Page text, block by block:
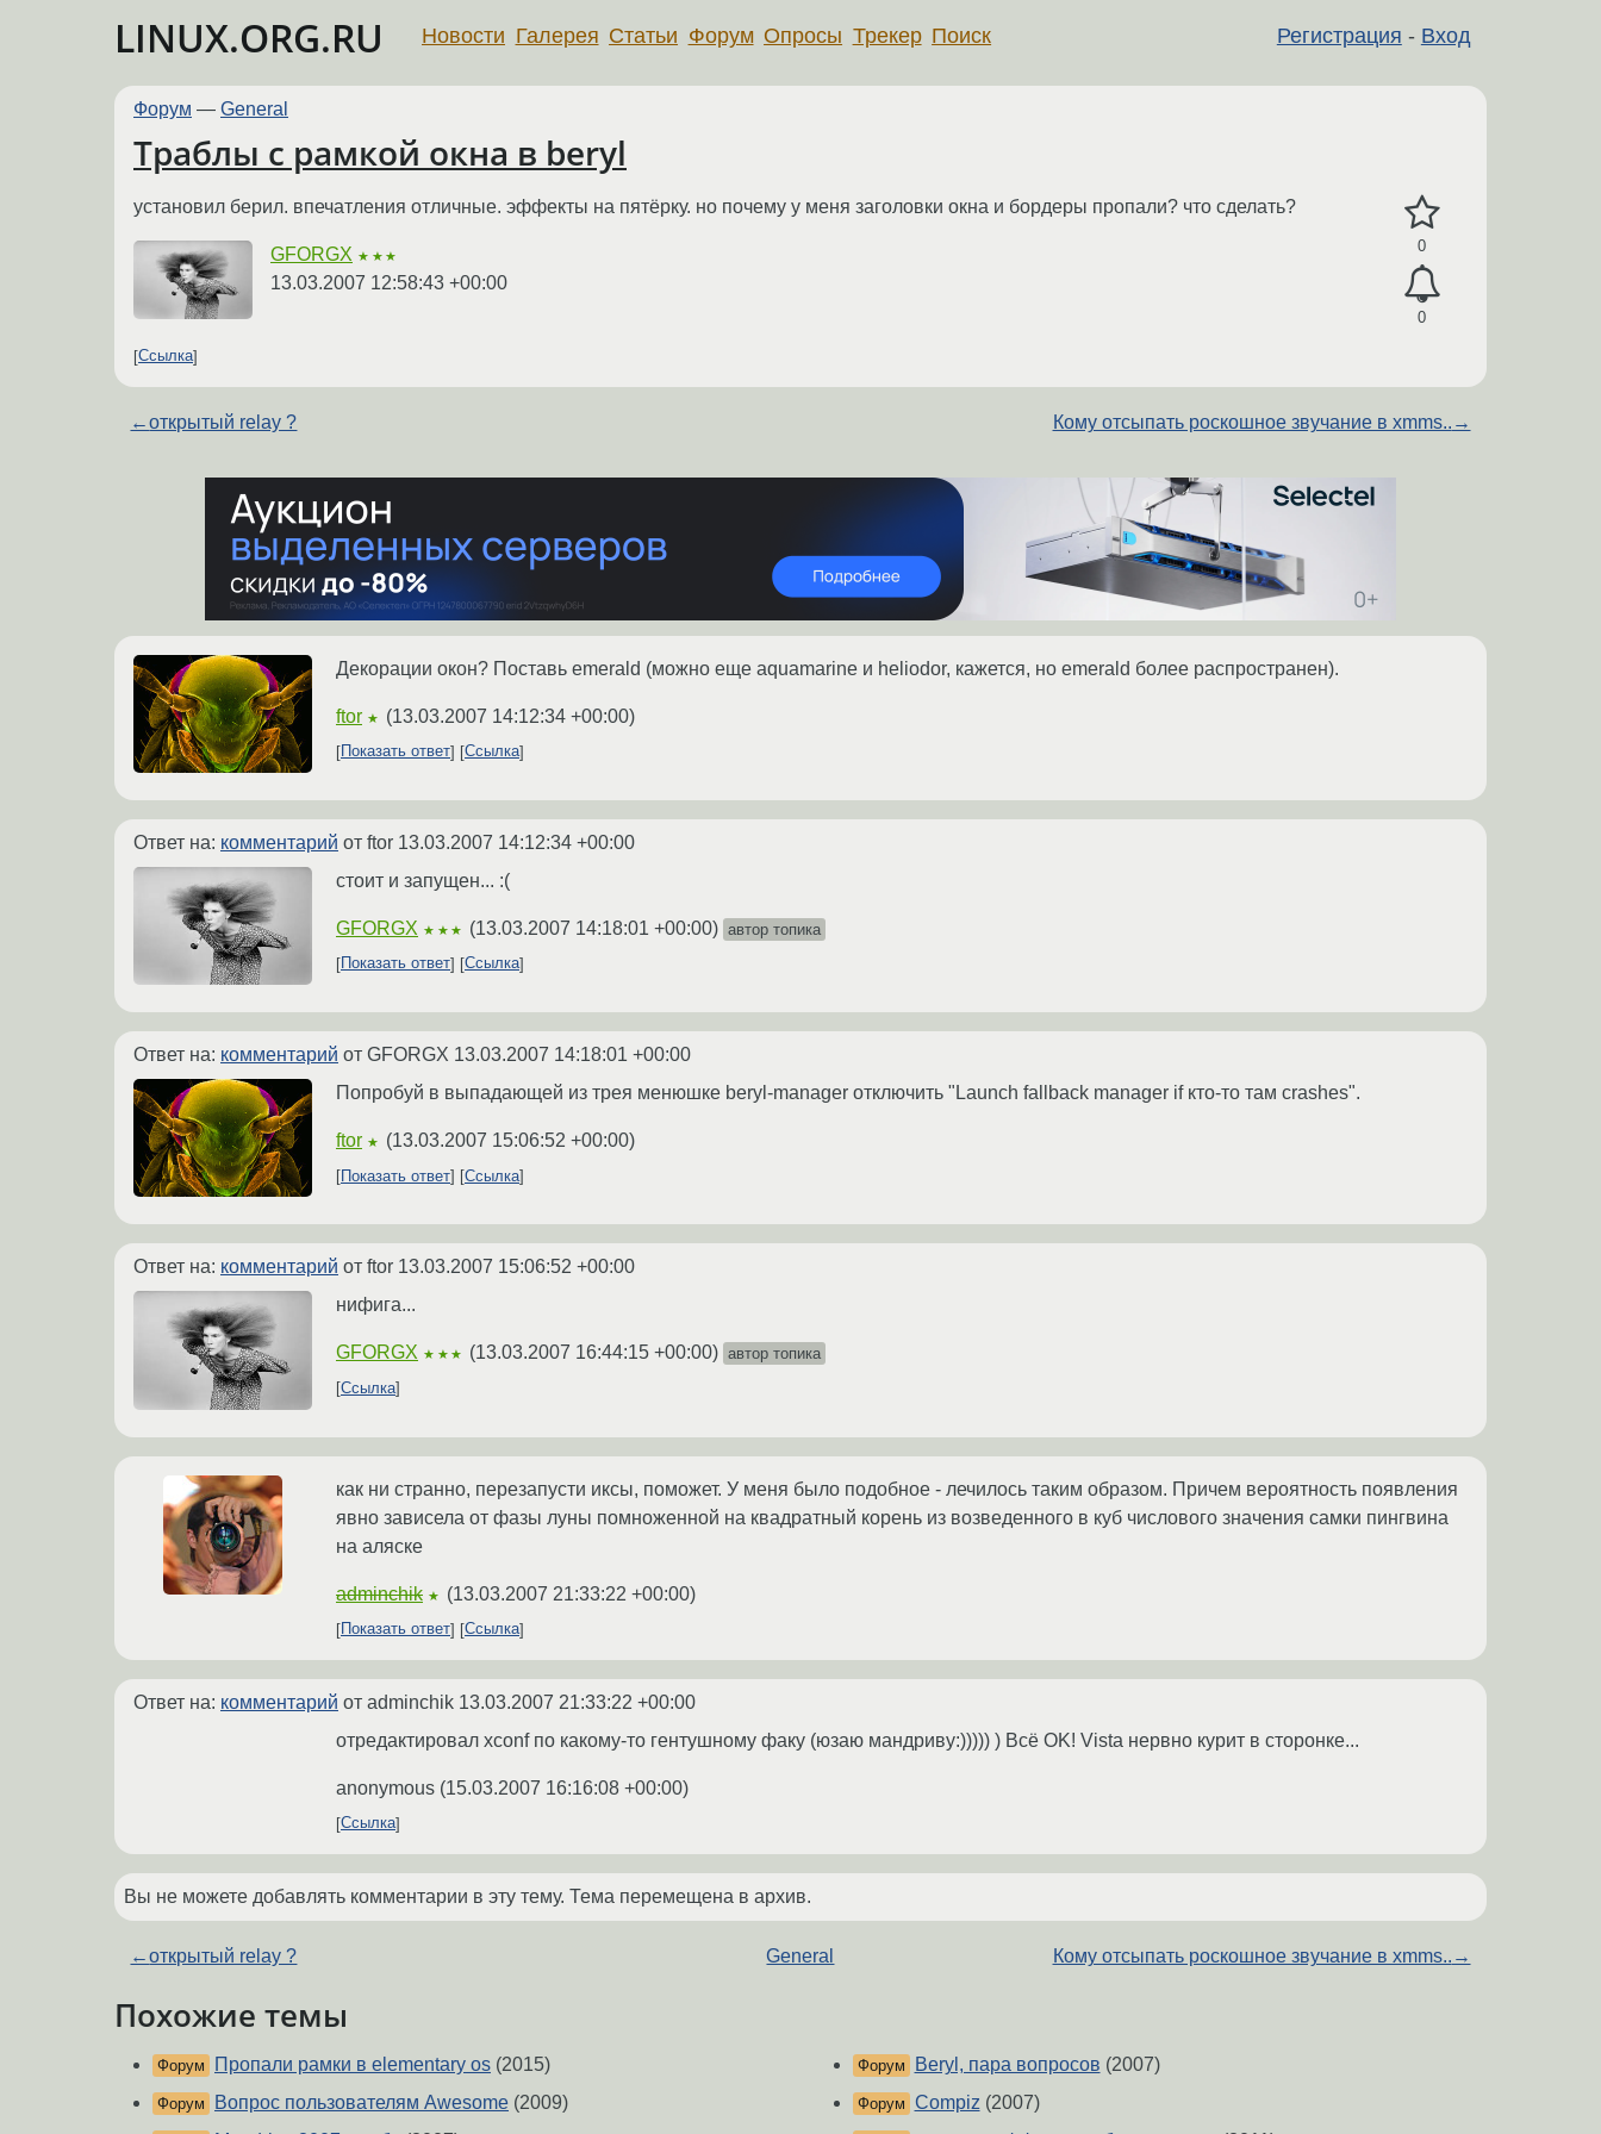
LINUX.ORG.RU Регистрация - Вход
Новости Галерея Статьи Форум Опросы Трекер Поиск
Форум — General
Траблы с рамкой окна в beryl
0
0
установил берил. впечатления отличные. эффекты на пятёрку. но почему у меня заголовки окна и бордеры пропали? что сделать?
GFORGX ★★★
13.03.2007 12:58:43 +00:00
Ссылка
←открытый relay ? Кому отсыпать роскошное звучание в xmms.. →
Декорации окон? Поставь emerald (можно еще aquamarine и heliodor, кажется, но emerald более распространен).
ftor ★ (13.03.2007 14:12:34 +00:00)
Показать ответ Ссылка
Ответ на: комментарий от ftor 13.03.2007 14:12:34 +00:00
стоит и запущен... :(
GFORGX ★★★ (13.03.2007 14:18:01 +00:00) автор топика
Показать ответ
Ссылка
Ответ на: комментарий от GFORGX 13.03.2007 14:18:01 +00:00
Попробуй в выпадающей из трея менюшке beryl-manager отключить "Launch fallback manager if кто-то там crashes".
ftor ★ (13.03.2007 15:06:52 +00:00)
Показать ответ Ссылка
Ответ на: комментарий от ftor 13.03.2007 15:06:52 +00:00
нифига...
GFORGX ★★★ (13.03.2007 16:44:15 +00:00) автор топика
Ссылка
как ни странно, перезапусти иксы, поможет. У меня было подобное - лечилось таким образом. Причем вероятность появления
явно зависела от фазы луны помноженной на квадратный корень из возведенного в куб числового значения самки пингвина
на аляске
adminchik ★ (13.03.2007 21:33:22 +00:00)
Показать ответ Ссылка
Ответ на: комментарий от adminchik 13.03.2007 21:33:22 +00:00
отредактировал xconf по какому-то гентушному факу (юзаю мандриву:))))) ) Всё OK! Vista нервно курит в сторонке...
anonymous (15.03.2007 16:16:08 +00:00)
Ссылка
Вы не можете добавлять комментарии в эту тему. Тема перемещена в архив.
←открытый relay ? General Кому отсыпать роскошное звучание в xmms.. →
Похожие темы
Форум Пропали рамки в elementary os (2015)
Форум Вопрос пользователям Awesome (2009)
Форум Beryl, пара вопросов (2007)
Форум Compiz (2007)